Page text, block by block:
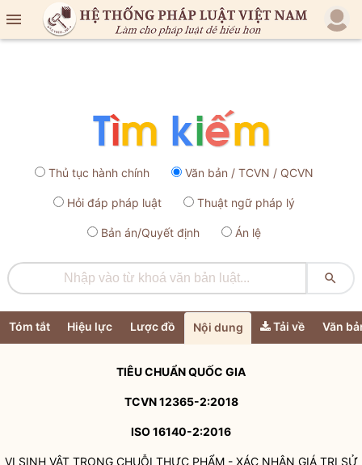

Thủ tục hành chính Văn bản / TCVN / QCVN
Hỏi đáp pháp luật Thuật ngữ pháp lý
Bản án/Quyết định Án lệ

Tóm tắt Hiệu lực Lược đồ Nội dung Tải về Văn
TIÊU CHUẨNQUỐC GIA
TCVN 12365-2:2018
ISO 16140-2:2016
VI SINH VẬT TRONG CHUỖI THỰC PHẨM - XÁC NHẬN GIÁ TRỊ SỬ